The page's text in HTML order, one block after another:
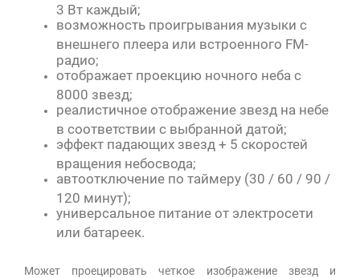
3 Вт каждый;
возможность проигрывания музыки с
внешнего плеера или встроенного FM-
радио;
отображает проекцию ночного неба с
8000 звезд;
реалистичное отображение звезд на небе
в соответствии с выбранной датой;
эффект падающих звезд + 5 скоростей
вращения небосвода;
автоотключение по таймеру (30 / 60 / 90 /
120 минут);
универсальное питание от электросети
или батареек.
Может проецировать четкое изображение звезд и